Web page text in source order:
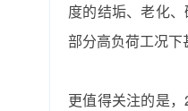
度的结垢、老化
部分高负荷工况下
更值得关注的是